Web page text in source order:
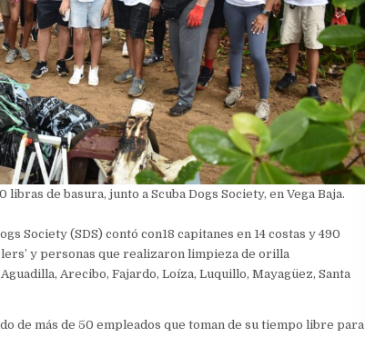
de basura, junto a Scuba Dogs Society, en Vega Baja.
Society (SDS) contó con18 capitanes en 14 costas y 490
y personas que realizaron limpieza de orilla
Arecibo, Fajardo, Loíza, Luquillo, Mayagüez, Santa
de más de 50 empleados que toman de su tiempo libre para